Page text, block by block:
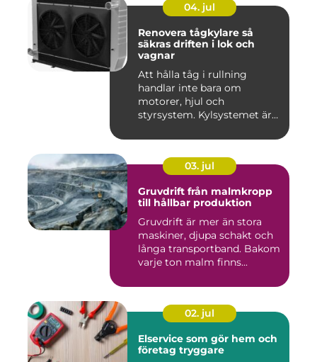
04. jul
Renovera tågkylare så
säkras driften i lok och
vagnar
Att hålla tåg i rullning
handlar inte bara om
motorer, hjul och
styrsystem. Kylsystemet är
03. jul
Gruvdrift från malmkropp
till hållbar produktion
Gruvdrift är mer än stora
maskiner, djupa schakt och
långa transportband. Bakom
varje ton malm finns...
02. jul
Elservice som gör hem och
företag tryggare